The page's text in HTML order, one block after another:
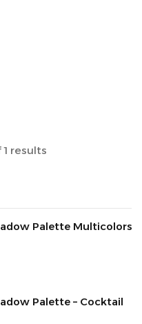
Palette Multicolors
Palette – Cocktail
1 results